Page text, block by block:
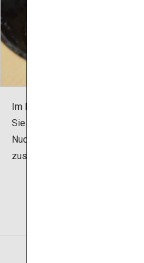
Im Restaurant Sobadokoro
Sie lokale Spezialitäten aus
Nudeln, während Sie dem
zusehen können.